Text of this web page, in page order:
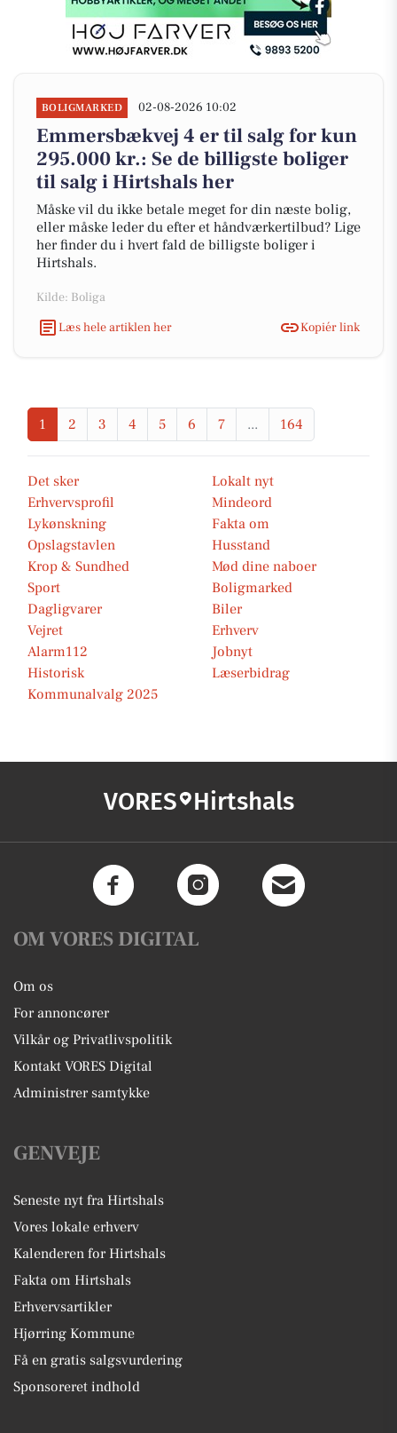
BOLIGMARKED 02-08-2026 10:02
Emmersbækvej 4 er til salg for kun
295.000 kr.: Se de billigste boliger
til salg i Hirtshals her
Måske vil du ikke betale meget for din næste bolig,
eller måske leder du efter et håndværkertilbud? Lige
her finder du i hvert fald de billigste boliger i
Hirtshals.
Kilde: Boliga
Læs hele artiklen her
Kopiér link
1 2 3 4 5 6 7 ... 164
Det sker
Lokalt nyt
Erhvervsprofil
Mindeord
Lykønskning
Fakta om
Opslagstavlen
Husstand
Krop & Sundhed
Mød dine naboer
Sport
Boligmarked
Dagligvarer
Biler
Vejret
Erhverv
Alarm112
Jobnyt
Historisk
Læserbidrag
Kommunalvalg 2025
VORES Hirtshals
OM VORES DIGITAL
Om os
For annoncører
Vilkår og Privatlivspolitik
Kontakt VORES Digital
Administrer samtykke
GENVEJE
Seneste nyt fra Hirtshals
Vores lokale erhverv
Kalenderen for Hirtshals
Fakta om Hirtshals
Erhvervsartikler
Hjørring Kommune
Få en gratis salgsvurdering
Sponsoreret indhold